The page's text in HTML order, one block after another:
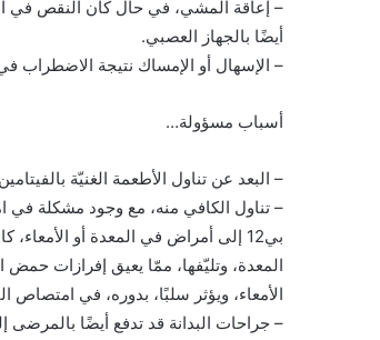
– إعاقة المشي، في حال كان النقص في
أيضًا بالجهاز العصبي.
– الإسهال أو الإمساك نتيجة الاضطراب
أسباب مسؤولة…
– البعد عن تناول الأطعمة الغنيّة بالفيتامين بي12 مسؤول عن النقص في معدّلة
– تناول الكافي منه، مع وجود مشكلة
الأمعاء، ويؤثر سلبًا، بدوره، في امتصاص
– جراحات البدانة قد تدفع أيضًا بالمرضى